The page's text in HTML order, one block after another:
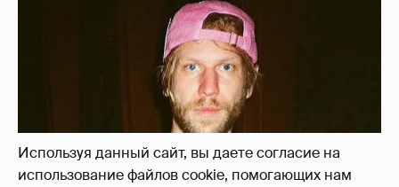
Используя данный сайт, вы даете согласие на
использование файлов cookie, помогающих нам
Иван Дорн начал вести образовательные
курсы на русском языке
4